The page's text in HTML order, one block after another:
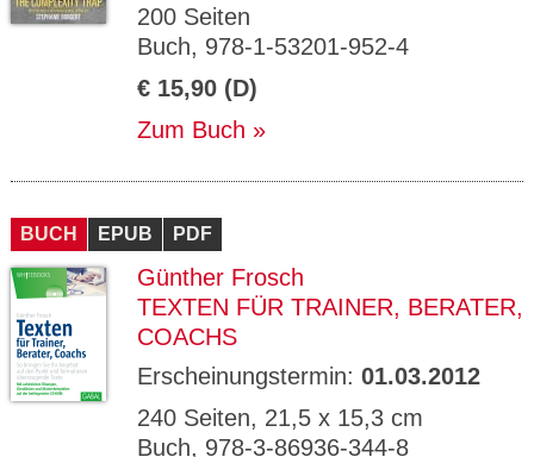
200 Seiten
Buch, 978-1-53201-952-4
€ 15,90 (D)
Zum Buch
BUCH EPUB PDF
Günther Frosch
TEXTEN FÜR TRAINER, BERATER,
COACHS
Erscheinungstermin: 01.03.2012
240 Seiten, 21,5 x 15,3 cm
Buch, 978-3-86936-344-8